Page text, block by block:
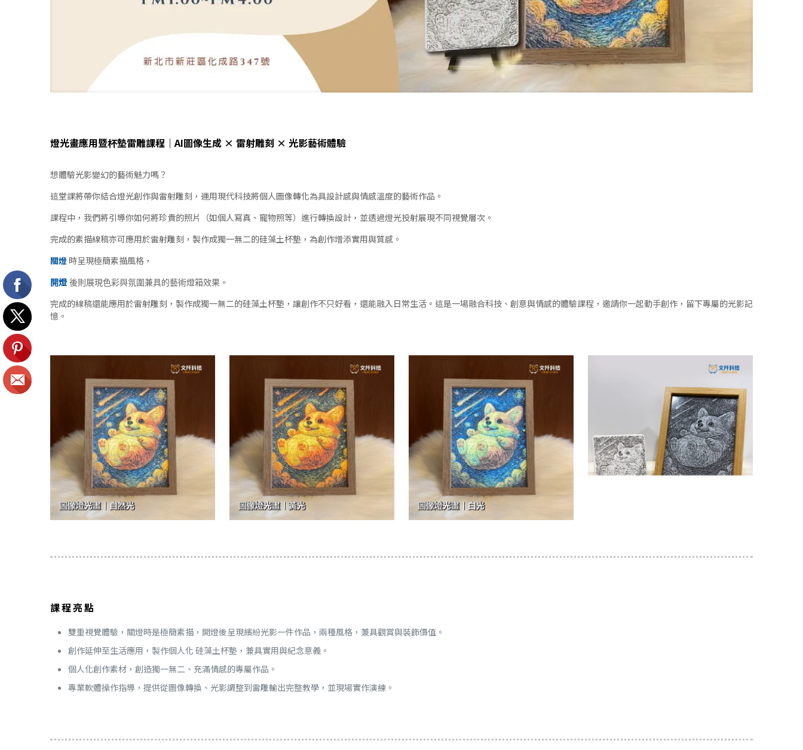
燈光畫應用暨杯墊雷雕課程｜AI圖像生成 × 雷射雕刻 × 光影藝術體驗
想體驗光影變幻的藝術魅力嗎？
這堂課將帶你結合燈光創作與雷射雕刻，運用現代科技將個人圖像轉化為具設計感與情感溫度的藝術作品。
課程中，我們將引導你如何將珍貴的照片（如個人寫真、寵物照等）進行轉換設計，並透過燈光投射展現不同視覺層次。
完成的素描線稿亦可應用於雷射雕刻，製作成獨一無二的硅藻土杯墊，為創作增添實用與質感。
關燈時呈現極簡素描風格，
開燈後則展現色彩與氛圍兼具的藝術燈箱效果。
完成的線稿還能應用於雷射雕刻，製作成獨一無二的硅藻土杯墊，讓創作不只好看，還能融入日常生活。這是一場融合科技、創意與情感的體驗課程，邀請你一起動手創作，留下專屬的光影記
憶。
課程亮點
雙重視覺體驗，關燈時是極簡素描，開燈後呈現繽紛光影一件作品，兩種風格，兼具觀賞與裝飾價值。
創作延伸至生活應用，製作個人化 硅藻土杯墊，兼具實用與紀念意義。
個人化創作素材，創造獨一無二、充滿情感的專屬作品。
專業軟體操作指導，提供從圖像轉換、光影調整到雷雕輸出完整教學，並現場實作演練。